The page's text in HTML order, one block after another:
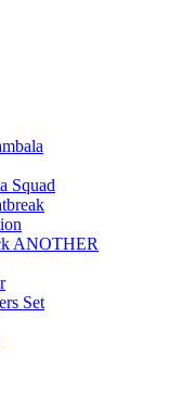
Squad
ANOTHER
Set